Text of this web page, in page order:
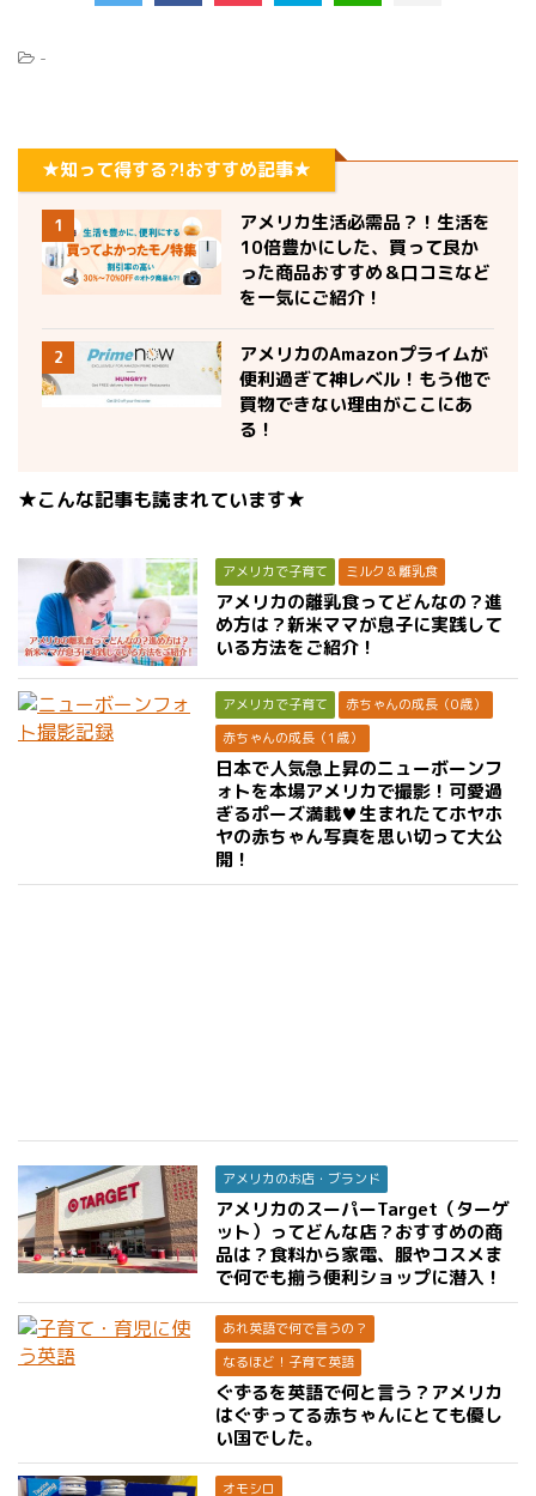
-
★知って得する?!おすすめ記事★
1
アメリカ生活必需品？！生活を
10倍豊かにした、買って良か
った商品おすすめ＆口コミなど
を一気にご紹介！
2
アメリカのAmazonプライムが
便利過ぎて神レベル！もう他で
買物できない理由がここにあ
る！
★こんな記事も読まれています★
アメリカで子育て ミルク＆離乳食
アメリカの離乳食ってどんなの？進
め方は？新米ママが息子に実践して
いる方法をご紹介！
アメリカで子育て
赤ちゃんの成長（0歳）
赤ちゃんの成長（1歳）
日本で人気急上昇のニューボーンフ
ォトを本場アメリカで撮影！可愛過
ぎるポーズ満載♥生まれたてホヤホ
ヤの赤ちゃん写真を思い切って大公
開！
アメリカのお店・ブランド
アメリカのスーパーTarget（ターゲ
ット）ってどんな店？おすすめの商
品は？食料から家電、服やコスメま
で何でも揃う便利ショップに潜入！
あれ英語で何で言うの？
なるほど！子育て英語
ぐずるを英語で何と言う？アメリカ
はぐずってる赤ちゃんにとても優し
い国でした。
オモシロ